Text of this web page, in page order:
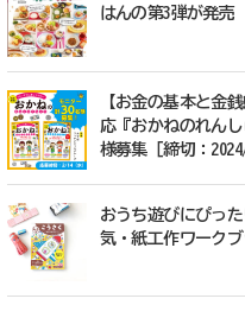
はんの第3弾が発売
【お金の基本と金
応『おかねのれん
様募集［締切：
おうち遊びにぴっ
気・紙工作ワークブ